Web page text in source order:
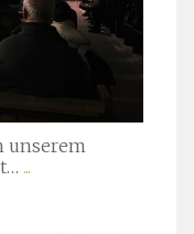
unserem
...